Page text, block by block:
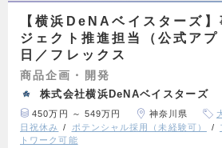
【横浜DeNAベイスターズ】
ジェクト推進担当（公式ア
日／フレックス
商品企画・開発
株式会社横浜DeNAベイスターズ
450万円 ～ 549万円 神奈川県
日祝休み
ポテンシャル採用（未経験可）
トワーク可能